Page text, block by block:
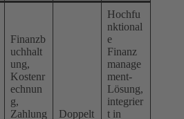
Finanzb
uchhalt
ung,
Kostenr
echnun
g,
Zahlung
Doppelt
Hochfu
nktional
e
Finanz
manage
ment-
Lösung,
integrier
t in